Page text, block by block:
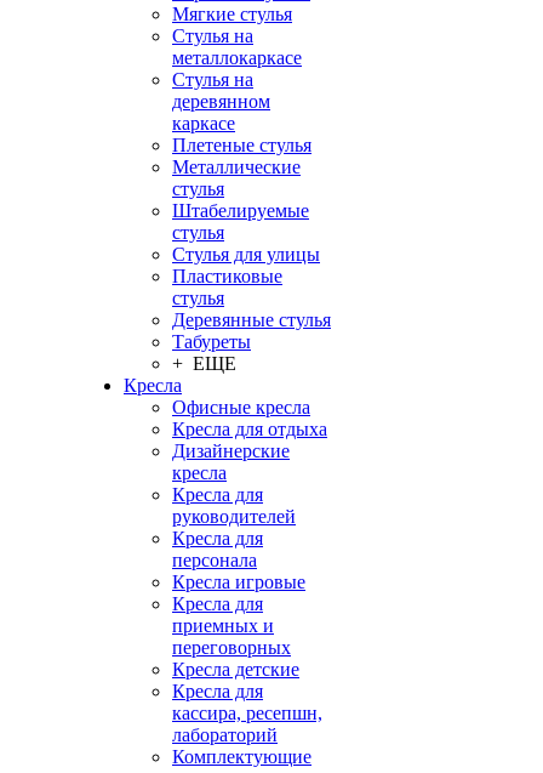
Мягкие стулья
Стулья на
металлокаркасе
Стулья на
деревянном
каркасе
Плетеные стулья
Металлические
стулья
Штабелируемые
стулья
Стулья для улицы
Пластиковые
стулья
Деревянные стулья
Табуреты
+ ЕЩЕ
Кресла
Офисные кресла
Кресла для отдыха
Дизайнерские
кресла
Кресла для
руководителей
Кресла для
персонала
Кресла игровые
Кресла для
приемных и
переговорных
Кресла детские
Кресла для
кассира, ресепшн,
лабораторий
Комплектующие